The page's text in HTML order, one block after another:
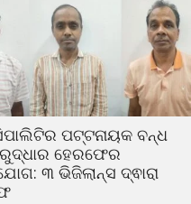
ପଟ୍ଟନାୟକ ବନ୍ଧ
ହେରଫେର
୩ ଭିଜିଲାନ୍ସ ଦ୍ଵାରା